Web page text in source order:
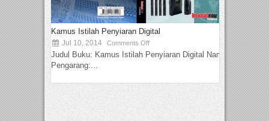
Kamus Istilah Penyiaran Digital
Jul 10, 2014 Comments Off
Judul Buku: Kamus Istilah Penyiaran Digital Nama
Pengarang:...